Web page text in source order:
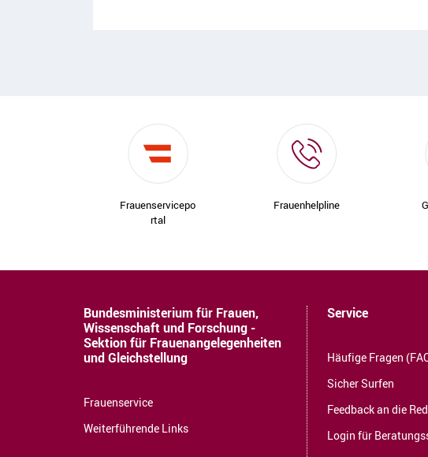
Frauenservicepo
rtal
Frauenhelpline
Bundesministerium für Frauen,
Wissenschaft und Forschung -
Sektion für Frauenangelegenheiten
und Gleichstellung
Frauenservice
Weiterführende Links
Service
Häufige Fragen
Sicher Surfen
Feedback an die
Login für